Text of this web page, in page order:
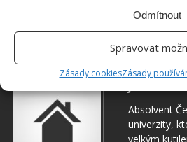
Odmítnout
Spravovat
Zásady cookiesZásady
TIPY ÚKLID ÚKLID
Jiří Kolář
Absolvent
univerzity,
velkým